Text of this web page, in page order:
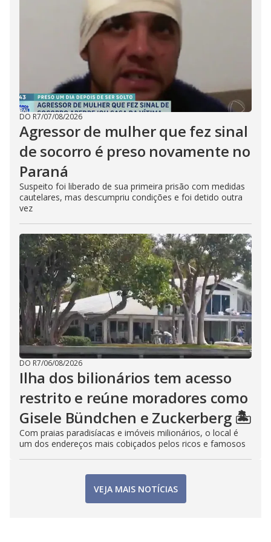
DO R7/07/08/2026
Agressor de mulher que fez sinal
de socorro é preso novamente no
Paraná
Suspeito foi liberado de sua primeira prisão com medidas
cautelares, mas descumpriu condições e foi detido outra
vez
DO R7/06/08/2026
Ilha dos bilionários tem acesso
restrito e reúne moradores como
Gisele Bündchen e Zuckerberg 🏝️
Com praias paradisíacas e imóveis milionários, o local é
um dos endereços mais cobiçados pelos ricos e famosos
VEJA MAIS NOTÍCIAS